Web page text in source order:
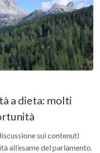
a dieta: molti
sui contenuti
all’esame del parlamento.